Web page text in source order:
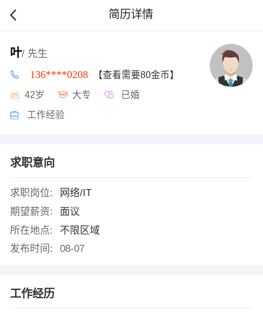
简历详情
叶/ 先生
136****0208 【查看需要80金币】
42岁 大专 已婚
工作经验
求职意向
求职岗位:
网络/IT
期望薪资:
面议
所在地点:
不限区域
发布时间:
08-07
工作经历